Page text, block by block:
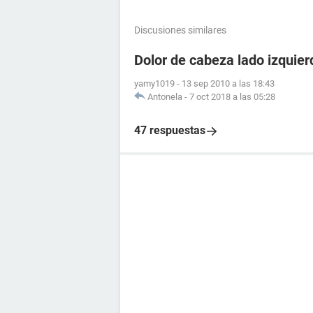
Discusiones similares
Dolor de cabeza lado
yamy1019 - 13 sep 2010 a las 18:43
Antonela - 7 oct 2018 a las 05:28
47 respuestas